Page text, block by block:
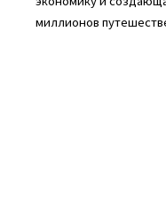
миллионов